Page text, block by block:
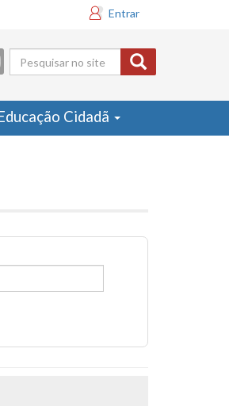
Entrar
Formulário
de busca
Cidadã